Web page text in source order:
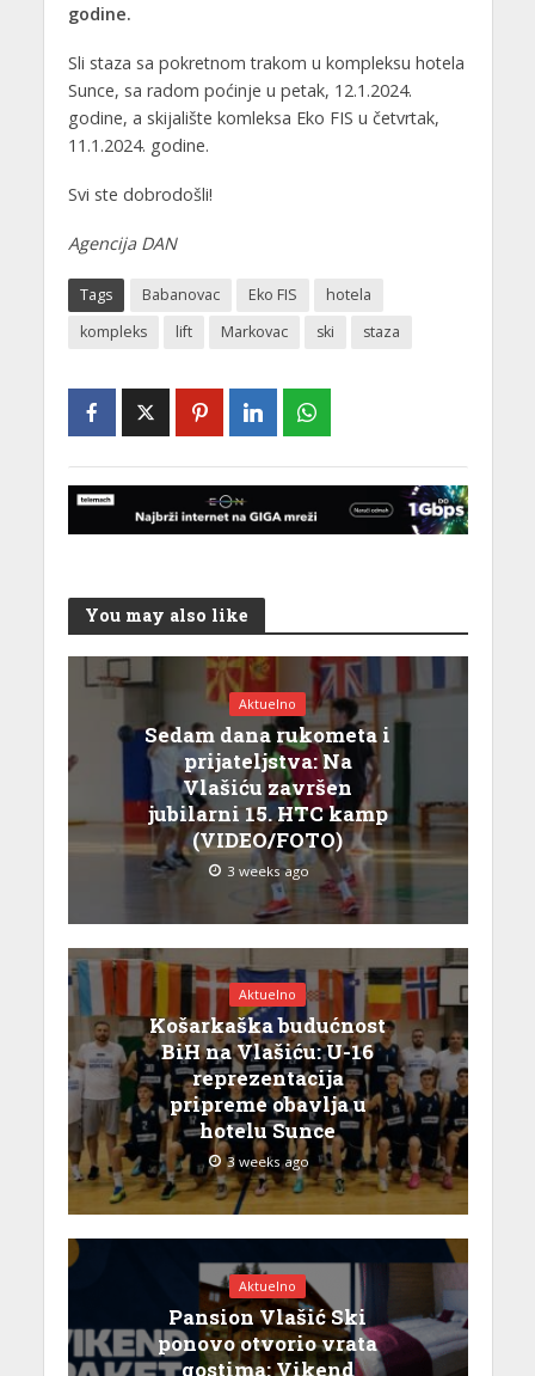
godine.
Sli staza sa pokretnom trakom u kompleksu hotela
Sunce, sa radom poćinje u petak, 12.1.2024.
godine, a skijalište komleksa Eko FIS u četvrtak,
11.1.2024. godine.
Svi ste dobrodošli!
Agencija DAN
Tags Babanovac Eko FIS
hotela
kompleks
lift Markovac ski staza
You may also like
Aktuelno
Sedam dana rukometa i
prijateljstva: Na
Vlašiću završen
jubilarni 15. HTC kamp
(VIDEO/FOTO)
3 weeks ago
Aktuelno
Košarkaška budućnost
BiH na Vlašiću: U-16
reprezentacija
pripreme obavlja u
hotelu Sunce
3 weeks ago
Aktuelno
Pansion Vlašić Ski
ponovo otvorio vrata
gostima: Vikend